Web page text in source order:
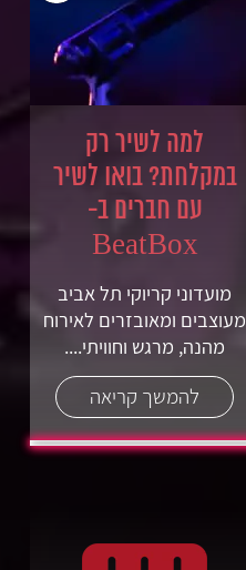
למה לשיר רק
במקלחת? בואו לשיר
עם חברים ב-
BeatBox
מועדוני קריוקי תל אביב
מעוצבים ומאובזרים לאירוח
מהנה, מרגש וחוויתי....
להמשך קריאה